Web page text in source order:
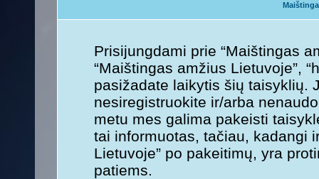
Prisijungdami prie “Maištingas
“Maištingas amžius Lietuvoje”,
pasižadate laikytis šių taisyklių.
nesiregistruokite ir/arba
metu mes galima pakeisti
tai informuotas, tačiau, kadangi
Lietuvoje” po pakeitimų, yra
patiems.